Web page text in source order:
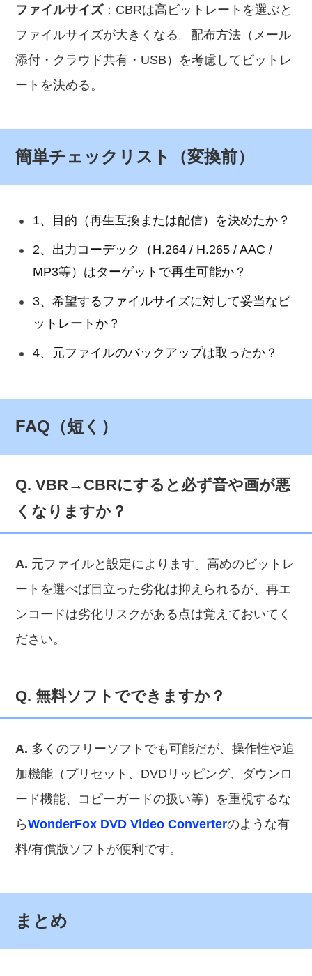
ファイルサイズ：CBRは高ビットレートを選ぶと
ファイルサイズが大きくなる。配布方法（メール
添付・クラウド共有・USB）を考慮してビットレ
ートを決める。
簡単チェックリスト（変換前）
1、目的（再生互換または配信）を決めたか？
2、出力コーデック（H.264 / H.265 / AAC /
MP3等）はターゲットで再生可能か？
3、希望するファイルサイズに対して妥当なビ
ットレートか？
4、元ファイルのバックアップは取ったか？
FAQ（短く）
Q. VBR→CBRにすると必ず音や画が悪
くなりますか？
A. 元ファイルと設定によります。高めのビットレ
ートを選べば目立った劣化は抑えられるが、再エ
ンコードは劣化リスクがある点は覚えておいてく
ださい。
Q. 無料ソフトでできますか？
A. 多くのフリーソフトでも可能だが、操作性や追
加機能（プリセット、DVDリッピング、ダウンロ
ード機能、コピーガードの扱い等）を重視するな
らWonderFox DVD Video Converterのような有
料/有償版ソフトが便利です。
まとめ